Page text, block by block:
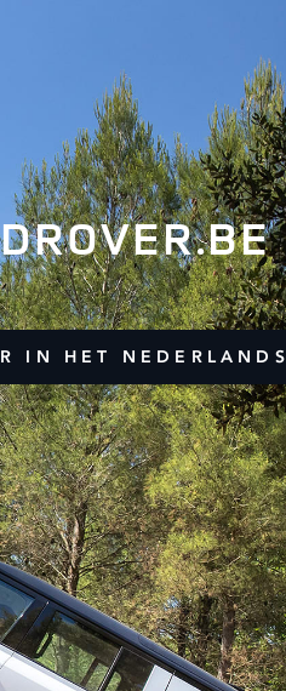
IN HET NEDERLANDS